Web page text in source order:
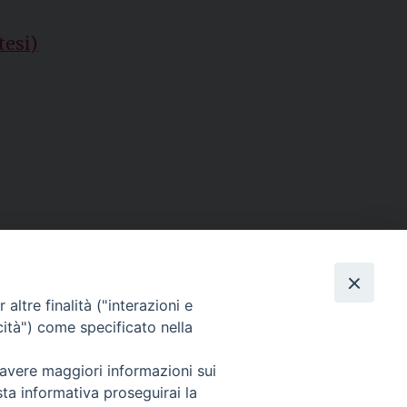
altre finalità ("interazioni e
come specificato nella
maggiori informazioni sui
informativa proseguirai la